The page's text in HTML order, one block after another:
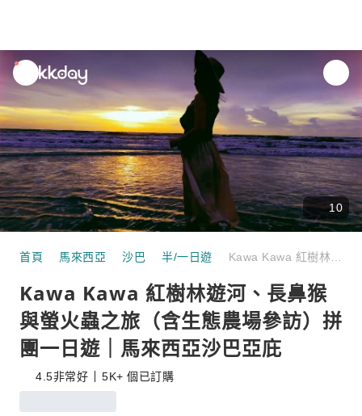
unread
notifications
10
首頁 馬來西亞 沙巴 半/一日遊
Kawa Kawa 紅樹林遊河、長鼻猴
與螢火蟲之旅（含生態農場參訪）拼
團一日遊｜馬來西亞沙巴亞庇
4.5非常好 5K+ 個已訂購